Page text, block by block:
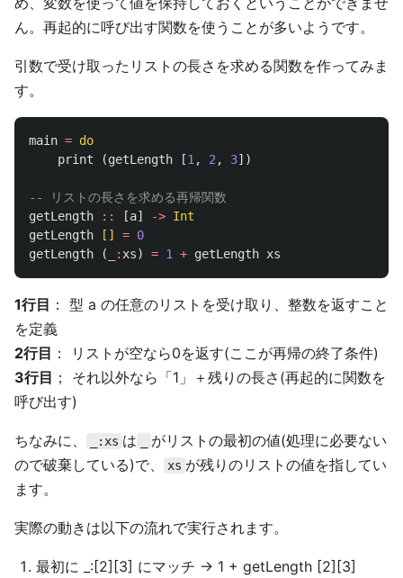
ん。再起的に呼び出す関数を使うことが多いようです。
引数で受け取ったリストの長さを求める関数を作ってみま
す。
main = do
print
(getLength [1 , 2 , 3])
-- リストの長さを求める再帰関数
getLength
:: [a] -> Int
getLength
[] = 0
getLength
( : xs) = 1 + getLength xs
1行目 ： 型 a の任意のリストを受け取り、整数を返すこと
を定義
2行目 ： リストが空なら0を返す(ここが再帰の終了条件)
3行目 ； それ以外なら「1」＋残りの長さ(再起的に関数を
呼び出す)
ちなみに、 _:xs は
がリストの最初の値(処理に必要ない
ので破棄している)で、
xs が残りのリストの値を指してい
ます。
実際の動きは以下の流れで実行されます。
最初に _:[2][3] にマッチ → 1 + getLength [2][3]